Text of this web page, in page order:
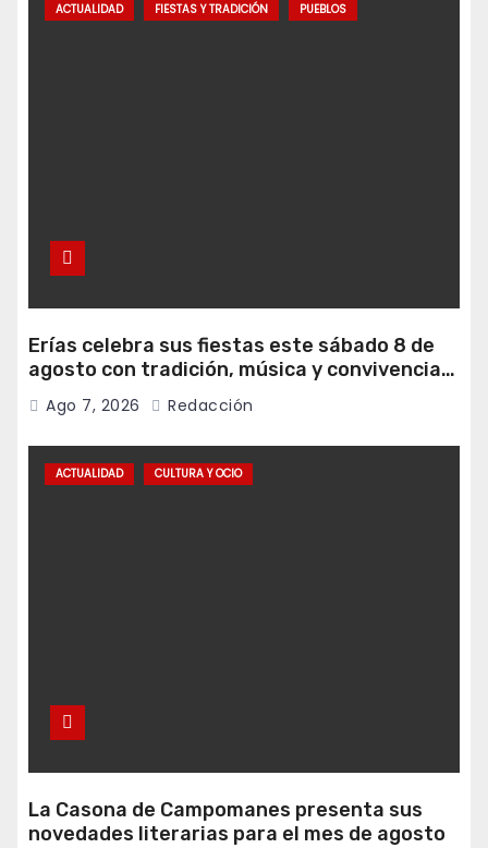
ACTUALIDAD FIESTAS Y TRADICIÓN PUEBLOS
Erías celebra sus fiestas este sábado 8 de
agosto con tradición, música y convivencia
vecinal
Ago 7, 2026 Redacción
ACTUALIDAD CULTURA Y OCIO
La Casona de Campomanes presenta sus
novedades literarias para el mes de agosto